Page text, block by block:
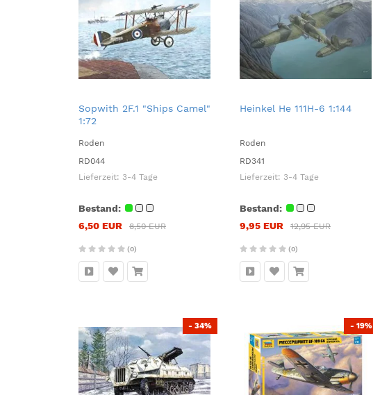
Sopwith 2F.1 "Ships Camel"
1:72
Roden
RD044
Lieferzeit: 3-4 Tage
Bestand:
6,50 EUR
8,50 EUR
(0)
Heinkel He 111H-6 1:144
Roden
RD341
Lieferzeit: 3-4 Tage
Bestand:
9,95 EUR
12,95 EUR
(0)
- 34% - 19%